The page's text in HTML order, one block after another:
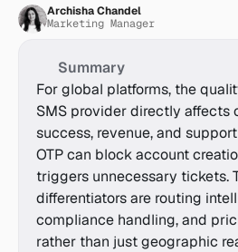
Archisha Chandel
Marketing Manager
Summary
For global platforms, the
SMS provider directly affects
success, revenue, and
OTP can block account
triggers unnecessary tickets.
differentiators are routing
compliance handling, and
rather than just geographic